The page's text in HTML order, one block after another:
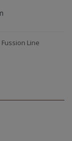
Fussion Line